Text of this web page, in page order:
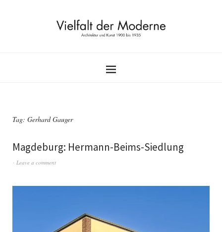
Tag: Gerhard Gauger
Magdeburg: Hermann-Beims-Siedlung
Leave a comment